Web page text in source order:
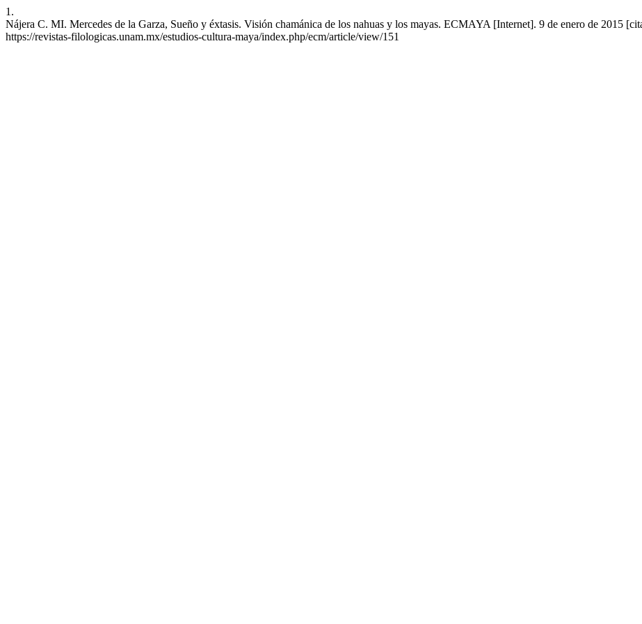
1.
Nájera C. MI. Mercedes de la Garza, Sueño y éxtasis. Visión chamánica de los nahuas y los mayas. ECMAYA [Internet]. 9 de enero de 2015
https://revistas-filologicas.unam.mx/estudios-cultura-maya/index.php/ecm/article/view/151